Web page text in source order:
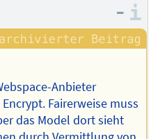
–
Anbieter
Fairerweise muss
das Model dort sieht